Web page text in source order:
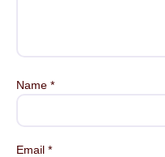
Name *
Email *